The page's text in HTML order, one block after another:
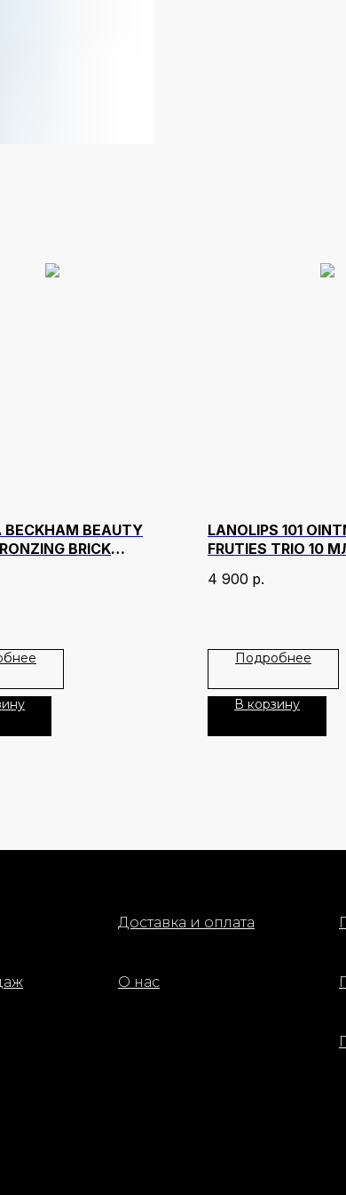
BECKHAM BEAUTY
BRICK
LANOLIPS 101
FRUTIES TRIO 10
4 900 р.
Подробнее
В корзину
Доставка и оплата
О нас